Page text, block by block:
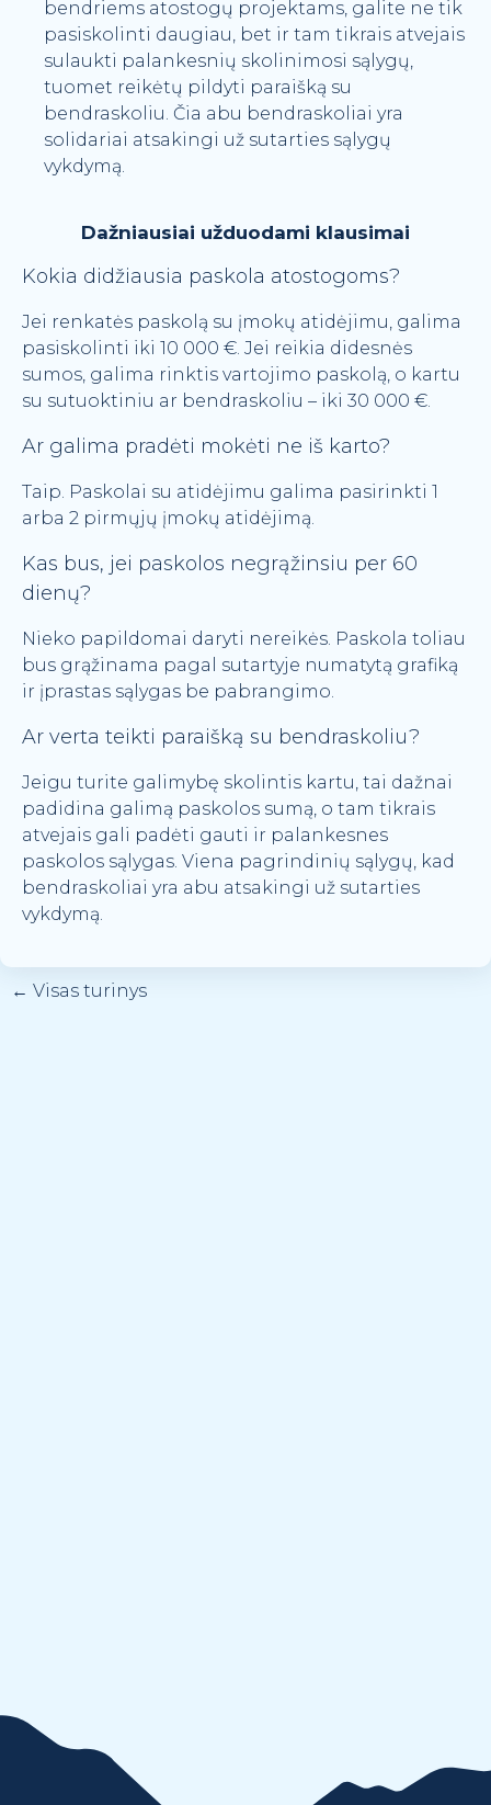
bendriems atostogų projektams, galite ne tik
pasiskolinti daugiau, bet ir tam tikrais atvejais
sulaukti palankesnių skolinimosi sąlygų,
tuomet reikėtų pildyti paraišką su
bendraskoliu. Čia abu bendraskoliai yra
solidariai atsakingi už sutarties sąlygų
vykdymą.
Dažniausiai užduodami klausimai
Kokia didžiausia paskola atostogoms?
Jei renkatės paskolą su įmokų atidėjimu, galima
pasiskolinti iki 10 000 €. Jei reikia didesnės
sumos, galima rinktis vartojimo paskolą, o kartu
su sutuoktiniu ar bendraskoliu – iki 30 000 €.
Ar galima pradėti mokėti ne iš karto?
Taip. Paskolai su atidėjimu galima pasirinkti 1
arba 2 pirmųjų įmokų atidėjimą.
Kas bus, jei paskolos negrąžinsiu per 60
dienų?
Nieko papildomai daryti nereikės. Paskola toliau
bus grąžinama pagal sutartyje numatytą grafiką
ir įprastas sąlygas be pabrangimo.
Ar verta teikti paraišką su bendraskoliu?
Jeigu turite galimybę skolintis kartu, tai dažnai
padidina galimą paskolos sumą, o tam tikrais
atvejais gali padėti gauti ir palankesnes
paskolos sąlygas. Viena pagrindinių sąlygų, kad
bendraskoliai yra abu atsakingi už sutarties
vykdymą.
← Visas turinys